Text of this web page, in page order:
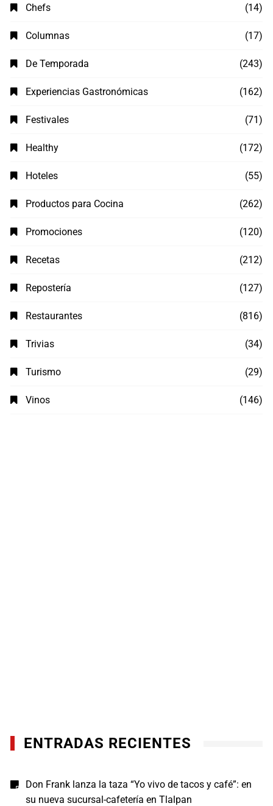
Chefs (14)
Columnas (17)
De Temporada (243)
Experiencias Gastronómicas (162)
Festivales (71)
Healthy (172)
Hoteles (55)
Productos para Cocina (262)
Promociones (120)
Recetas (212)
Repostería (127)
Restaurantes (816)
Trivias (34)
Turismo (29)
Vinos (146)
ENTRADAS RECIENTES
Don Frank lanza la taza “Yo vivo de tacos y café”: en
su nueva sucursal-cafetería en Tlalpan